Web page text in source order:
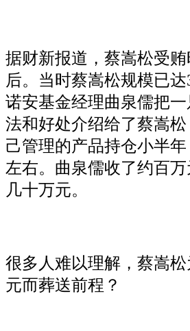
据财新报道，蔡嵩松受贿
后。当时蔡嵩松规模已达
诺安基金经理曲泉儒把
法和好处介绍给了蔡嵩
己管理的产品持仓小半
左右。曲泉儒收了约百
几十万元。
很多人难以理解，蔡嵩
元而葬送前程？